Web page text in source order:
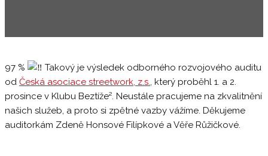
97 %
Takový je výsledek odborného rozvojového auditu
od Česká asociace streetwork, z.s., který proběhl 1. a 2.
prosince v Klubu Beztíže². Neustále pracujeme na zkvalitnění
našich služeb, a proto si zpětné vazby vážíme. Děkujeme
auditorkám Zdeně Honsové Filípkové a Věře Růžičkové.